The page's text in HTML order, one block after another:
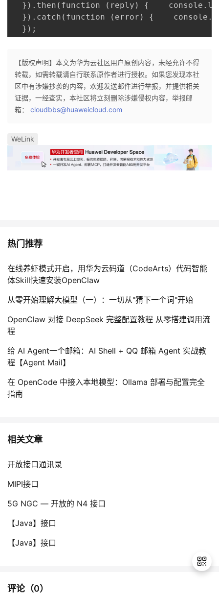
}).then(function (reply) {
}).catch(function (error) {
});
【版权声明】本文为华为云社区用户原创内容，未经允许不得
转载，如需转载请自行联系原作者进行授权。如果您发现本社
区中有涉嫌抄袭的内容，欢迎发送邮件进行举报，并提供相关
证据，一经查实，本社区将立刻删除涉嫌侵权内容，举报邮
箱： cloudbbs@huaweicloud.com
WeLink
热门推荐
在线养虾模式开启，用华为云码道（CodeArts）代码智能
体Skill快速安装OpenClaw
从零开始理解大模型（一）：一切从"猜下一个词"开始
OpenClaw 对接 DeepSeek 完整配置教程 从零搭建调用流
程
给 AI Agent一个邮箱：AI Shell + QQ 邮箱 Agent 实战教
程【Agent Mail】
在 OpenCode 中接入本地模型：Ollama 部署与配置完全
指南
相关文章
开放接口通讯录
MIPI接口
5G NGC — 开放的 N4 接口
【Java】接口
【Java】接口
评论（0）